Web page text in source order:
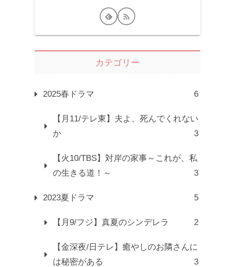
カテゴリー
2025春ドラマ 6
【月11/テレ東】夫よ、死んでくれない
か
3
【火10/TBS】対岸の家事～これが、私
の生きる道！～
3
2023夏ドラマ 5
【月9/フジ】真夏のシンデレラ 2
【金深夜/日テレ】癒やしのお隣さんに
は秘密がある
3